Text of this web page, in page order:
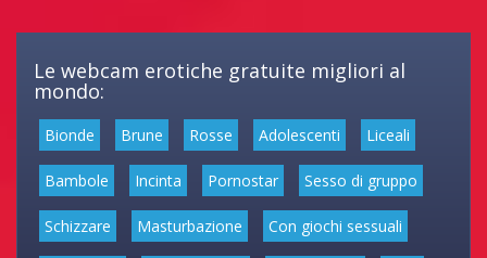
Le webcam erotiche gratuite migliori al
mondo:
Bionde Brune Rosse Adolescenti Liceali
Bambole Incinta Pornostar Sesso di gruppo
Schizzare Masturbazione Con giochi sessuali